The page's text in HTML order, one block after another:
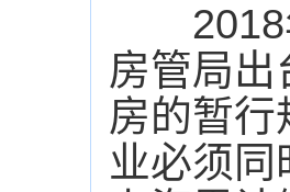
2018
房管局出
房的暂行
业必须